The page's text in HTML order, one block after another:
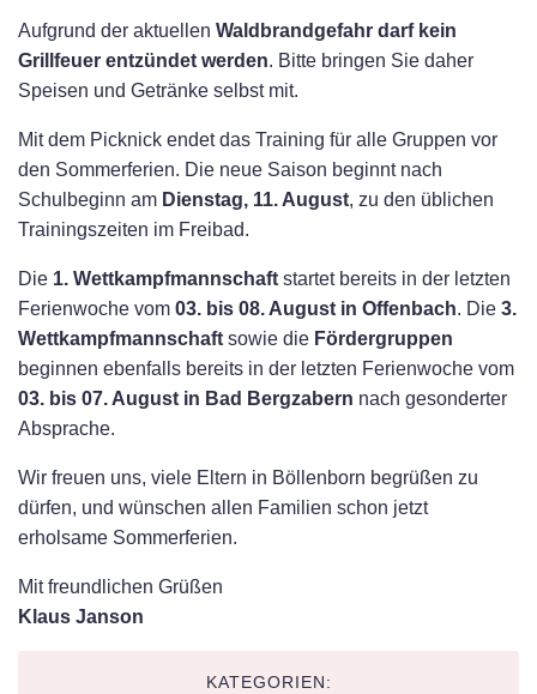
Aufgrund der aktuellen Waldbrandgefahr darf kein
Grillfeuer entzündet werden. Bitte bringen Sie daher
Speisen und Getränke selbst mit.
Mit dem Picknick endet das Training für alle Gruppen vor
den Sommerferien. Die neue Saison beginnt nach
Schulbeginn am Dienstag, 11. August, zu den üblichen
Trainingszeiten im Freibad.
Die 1. Wettkampfmannschaft startet bereits in der letzten
Ferienwoche vom 03. bis 08. August in Offenbach. Die 3.
Wettkampfmannschaft sowie die Fördergruppen
beginnen ebenfalls bereits in der letzten Ferienwoche vom
03. bis 07. August in Bad Bergzabern nach gesonderter
Absprache.
Wir freuen uns, viele Eltern in Böllenborn begrüßen zu
dürfen, und wünschen allen Familien schon jetzt
erholsame Sommerferien.
Mit freundlichen Grüßen
Klaus Janson
KATEGORIEN: